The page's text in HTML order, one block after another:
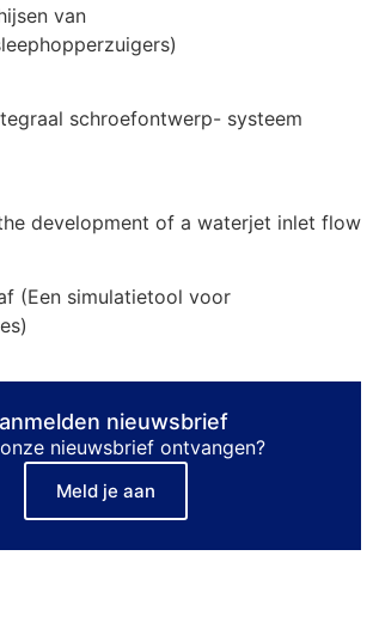
van
schroefontwerp- systeem
development of a waterjet inlet flow
(Een simulatietool voor
nieuwsbrief
nieuwsbrief ontvangen?
Meld je aan